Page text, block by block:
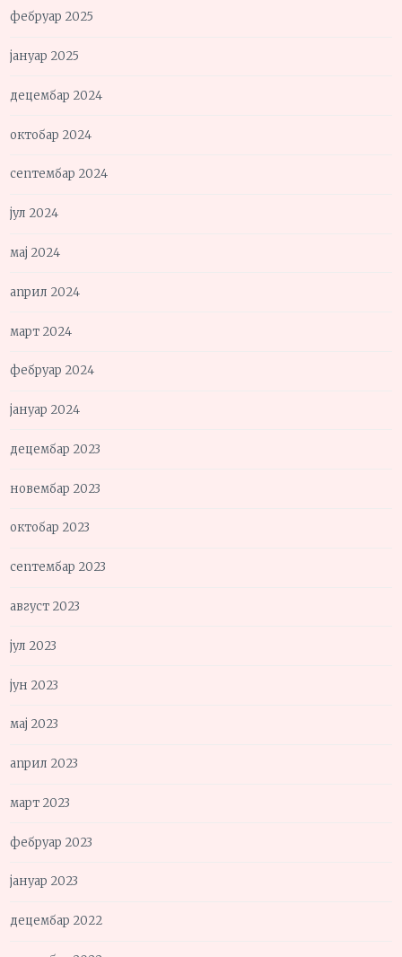
фебруар 2025
јануар 2025
децембар 2024
октобар 2024
септембар 2024
јул 2024
мај 2024
април 2024
март 2024
фебруар 2024
јануар 2024
децембар 2023
новембар 2023
октобар 2023
септембар 2023
август 2023
јул 2023
јун 2023
мај 2023
април 2023
март 2023
фебруар 2023
јануар 2023
децембар 2022